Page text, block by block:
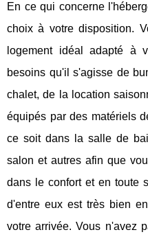
En ce qui concerne
choix à votre disposition.
logement idéal adapté à
besoins qu'il s'agisse de
chalet, de la location
équipés par des matériels
ce soit dans la salle de
salon et autres afin que
dans le confort et en toute
d'entre eux est très bien
votre arrivée. Vous n'avez